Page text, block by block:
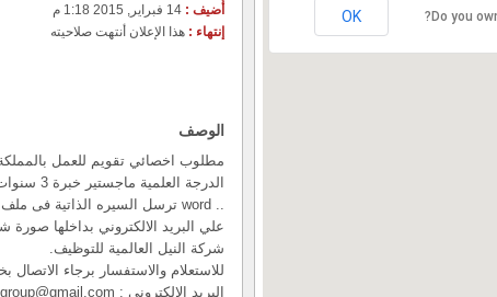
أٌضيف :
إنتهاء : هذا الإعلان أنتهت صلاحيته
الوصف
مطلوب اخصائي تقويم للعمل
الدرجة العلمية ماجستير خبرة 3 سنوات مرخص وليده شهادة الهيئة السعودية
.. word ترسل السيره الذاتية فى ملف
علي البريد الالكتروني بداخلها
شركة النيل العالمية للتوظيف.
للاستعلام والاستفسار برجاء الاتصال بخدمة
البريد الالكتروني :
Do you
OK